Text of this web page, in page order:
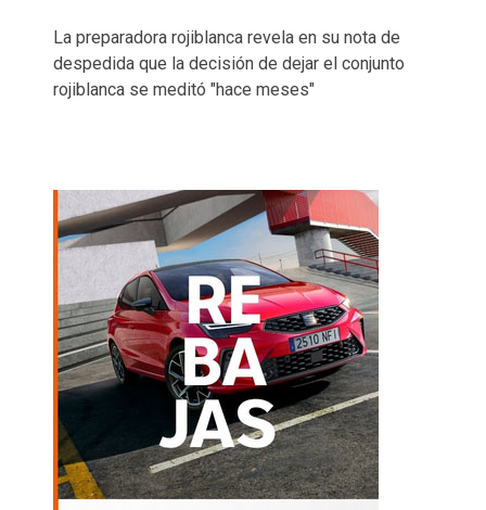
La preparadora rojiblanca revela en su nota de
despedida que la decisión de dejar el conjunto
rojiblanca se meditó "hace meses"